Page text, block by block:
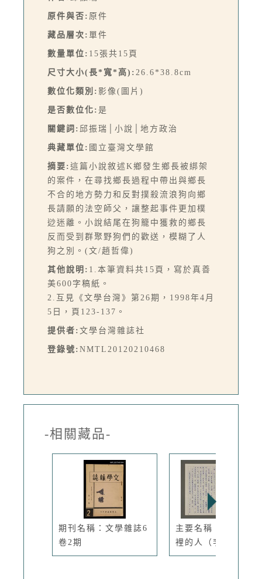
原件與否: 原件
藏品層次: 單件
數量單位: 15張共15頁
尺寸大小(長*寬*高): 26.6*38.8cm
數位化類別: 影像(圖片)
是否數位化: 是
關鍵詞: 邱振瑞│小說│地方政治
典藏單位: 國立臺灣文學館
摘要: 這篇小說敘述K鄉發生鄉長被綁架
的案件，在尋找鄉長過程中帶出與鄉長
不合的地方勢力和反對撲殺流浪狗向鄉
長請願的法空師父，讓整起事件更加樸
逤迷離。小說結尾在狗籠中獲救的鄉長
反而受到群聚野狗們的歡送，模糊了人
狗之別。(文/趙哲偉)
其他說明: 1.本筆資料共15頁，寫於真善
美600字稿紙。
2.互見《文學台灣》第26期，1998年4月
5日，頁123-137。
提供者: 文學台灣雜誌社
登錄號: NMTL20120210468
-相關藏品-
期刊名稱：文學雜誌6
卷2期
主要名稱：重逢－夢
裡的人（李...